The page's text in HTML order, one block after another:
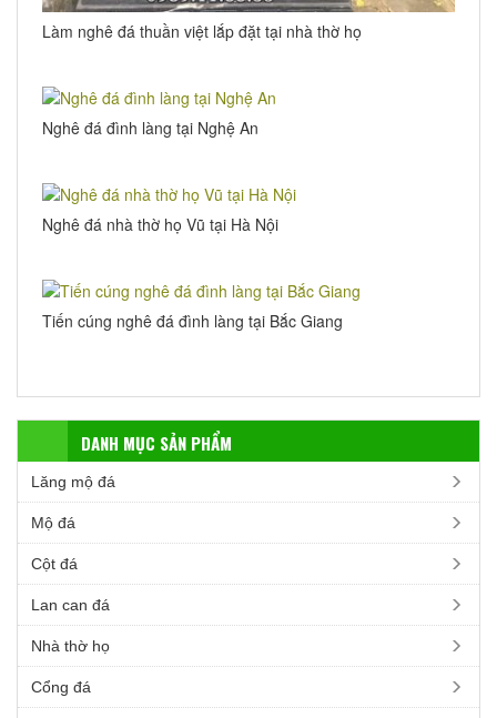
Làm nghê đá thuần việt lắp đặt tại nhà thờ họ
Nghê đá đình làng tại Nghệ An
Nghê đá nhà thờ họ Vũ tại Hà Nội
Tiến cúng nghê đá đình làng tại Bắc Giang
DANH MỤC SẢN PHẨM
Lăng mộ đá
Mộ đá
Cột đá
Lan can đá
Nhà thờ họ
Cổng đá